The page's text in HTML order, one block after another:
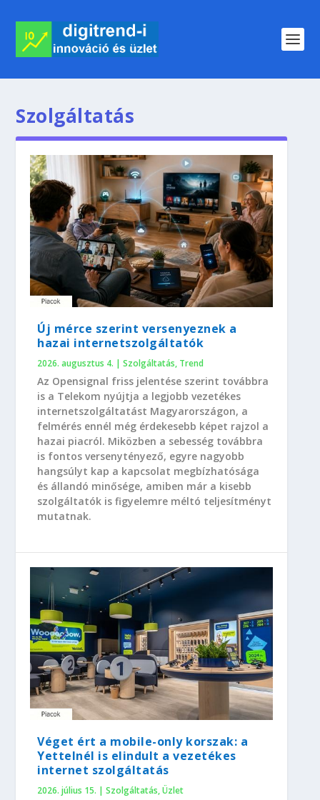
Szolgáltatás
Új mérce szerint versenyeznek a
hazai internetszolgáltatók
2026. augusztus 4. |Szolgáltatás, Trend
Az Opensignal friss jelentése szerint továbbra
is a Telekom nyújtja a legjobb vezetékes
internetszolgáltatást Magyarországon, a
felmérés ennél még érdekesebb képet rajzol a
hazai piacról. Miközben a sebesség továbbra
is fontos versenytényező, egyre nagyobb
hangsúlyt kap a kapcsolat megbízhatósága
és állandó minősége, amiben már a kisebb
szolgáltatók is figyelemre méltó teljesítményt
mutatnak.
Véget ért a mobile-only korszak: a
Yettelnél is elindult a vezetékes
internet szolgáltatás
2026. július 15. |Szolgáltatás,Üzlet